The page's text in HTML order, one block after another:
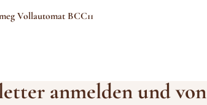
Vollautomat BCC11
anmelden und von